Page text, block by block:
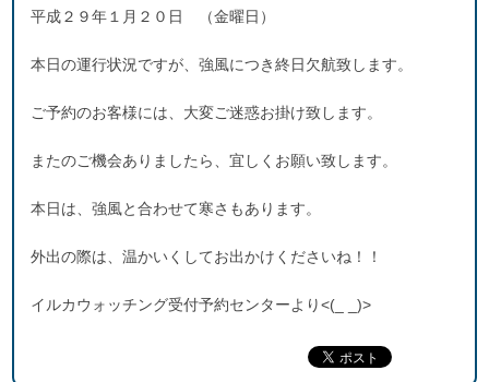
平成２９年１月２０日 （金曜日）
本日の運行状況ですが、強風につき終日欠航致します。
ご予約のお客様には、大変ご迷惑お掛け致します。
またのご機会ありましたら、宜しくお願い致します。
本日は、強風と合わせて寒さもあります。
外出の際は、温かいくしてお出かけくださいね！！
イルカウォッチング受付予約センターより<(_ _)>